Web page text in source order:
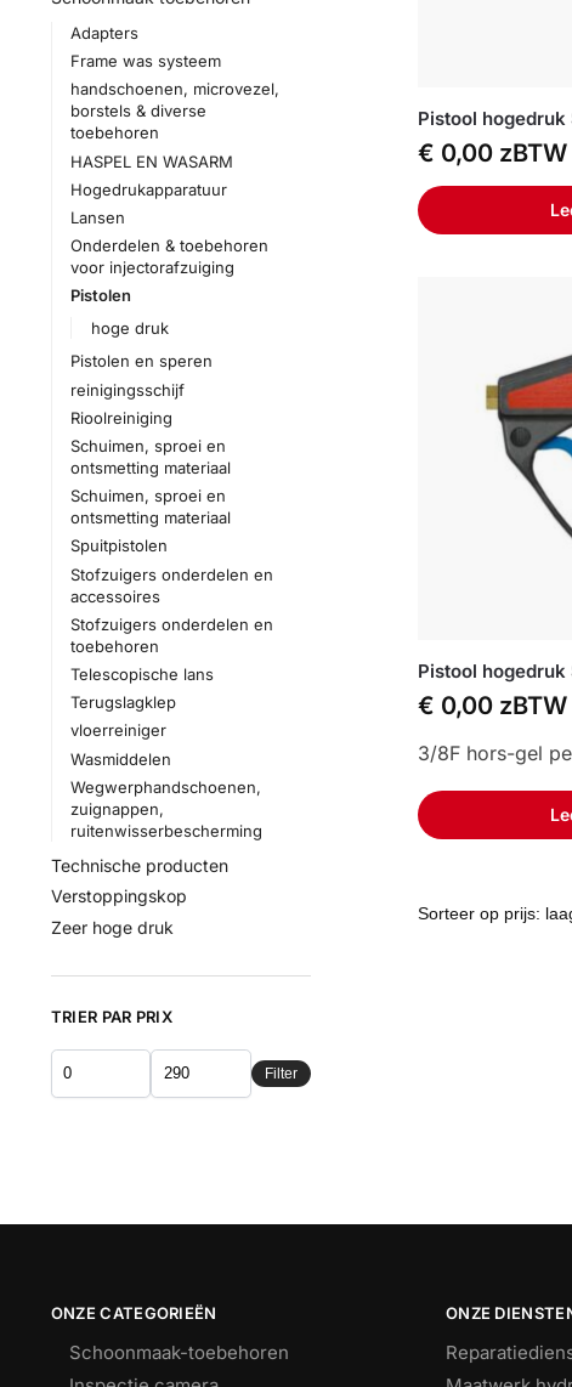
Pistool
€ 0,00 zBTW
Pistool
€ 0,00 zBTW
3/8F hors-gel
Adapters
Frame was systeem
handschoenen, microvezel,
borstels & diverse
toebehoren
HASPEL EN WASARM
Hogedrukapparatuur
Lansen
Onderdelen & toebehoren
voor injectorafzuiging
Pistolen
hoge druk
Pistolen en speren
reinigingsschijf
Rioolreiniging
Schuimen, sproei en
ontsmetting materiaal
Schuimen, sproei en
ontsmetting materiaal
Spuitpistolen
Stofzuigers onderdelen en
accessoires
Stofzuigers onderdelen en
toebehoren
Telescopische lans
Terugslagklep
vloerreiniger
Wasmiddelen
Wegwerphandschoenen,
zuignappen,
ruitenwisserbescherming
Technische producten
Verstoppingskop
Zeer hoge druk
TRIER PAR PRIX
Filter
ONZE CATEGORIEËN
Schoonmaak-toebehoren
ONZE